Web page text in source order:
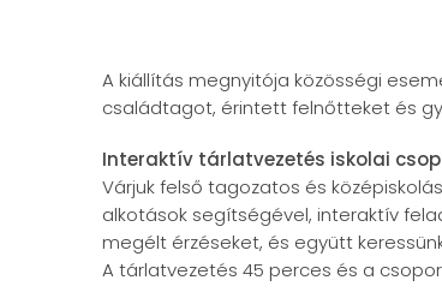
A kiállítás megnyitója közösségi
családtagot, érintett felnőtteket és
Interaktív tárlatvezetés iskolai
Várjuk felső tagozatos és
alkotások segítségével, interaktív
megélt érzéseket, és együtt
A tárlatvezetés 45 perces és a